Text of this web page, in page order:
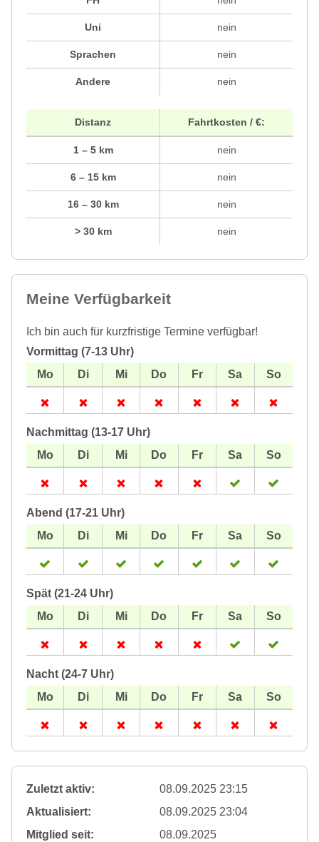
Uni
Sprachen
Andere
nein
nein
nein
Distanz
1 – 5 km
6 – 15 km
16 – 30 km
> 30 km
Fahrtkosten / €:
nein
nein
nein
nein
Meine Verfügbarkeit
Ich bin auch für kurzfristige Termine verfügbar!
Vormittag (7-13 Uhr)
Nachmittag (13-17 Uhr)
Abend (17-21 Uhr)
Spät (21-24 Uhr)
Nacht (24-7 Uhr)
Zuletzt aktiv:
08.09.2025 23:15
Aktualisiert:
08.09.2025 23:04
Mitglied seit:
08.09.2025